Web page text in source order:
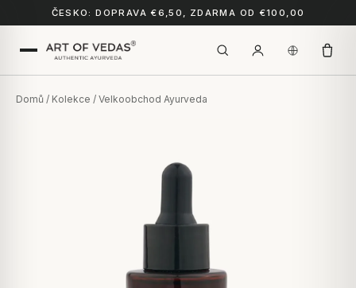
ČESKO: DOPRAVA €6,50, ZDARMA OD €100,00
Domů / Kolekce / Velkoobchod Ayurveda